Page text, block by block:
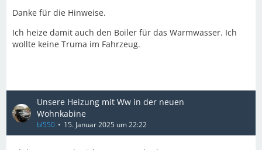
Danke für die Hinweise.
Ich heize damit auch den Boiler für das Warmwasser. Ich
wollte keine Truma im Fahrzeug.
Unsere Heizung mit Ww in der neuen
Wohnkabine
bl550 15. Januar 2025 um 22:22